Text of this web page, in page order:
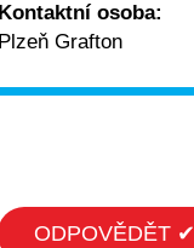
Kontaktní osoba:
Plzeň Grafton
ODPOVĚDĚT ✔